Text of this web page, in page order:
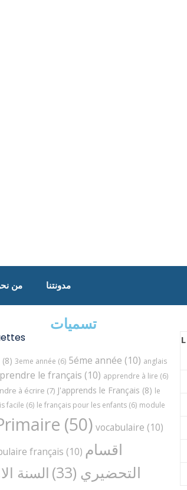
من مدونتنا
تسميات
(8) 3eme année (6) 5éme année (10) anglais
le français (10) apprendre à lire (6)
à écrire (7) J'apprends le Français (8) le
facile (6) le français pour les enfants (6) module
(50) vocabulaire (10)
français (10) اقسام
التحضيري (33)
السنة
L